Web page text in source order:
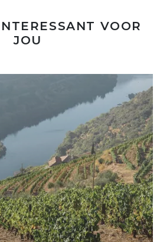
VOOR
JOU